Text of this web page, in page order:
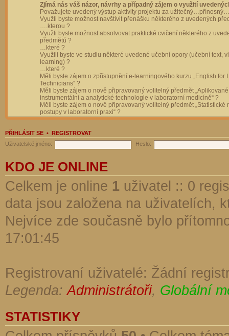
Zjímá nás váš názor, návrhy a případný zájem o využití
Považujete uvedený výstup aktivity projektu za
Využli byste možnost navštívit přenášku některého z uvedených
….kterou ?
Využli byste možnost absolvovat praktické cvičení některého z
předmětů ?
…které ?
Využili byste ve studiu některé uvedené učební opory (učební text,
learning) ?
…které ?
Měli byste zájem o zpřístupnění e-learningového kurzu „English for
Technicians“ ?
Měli byste zájem o nově připravovaný volitelný předmět „Aplikované
instrumentální a analytické technologie v laboratorní medicíně“ ?
Měli byste zájem o nově připravovaný volitelný předmět „Statistické
postupy v laboratorní praxi“ ?
PŘIHLÁSIT SE • REGISTROVAT
Uživatelské jméno:
Heslo:
KDO JE ONLINE
Celkem je online 1 uživatel :: 0
data jsou založena na uživatelích,
Nejvíce zde současně bylo
17:01:45
Registrovaní uživatelé: Žádní
Legenda:Administrátoři, Globální
STATISTIKY